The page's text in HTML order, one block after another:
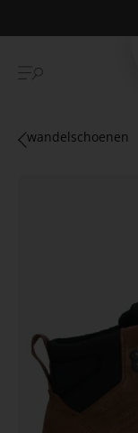
Betaal achteraf
wandelschoenen